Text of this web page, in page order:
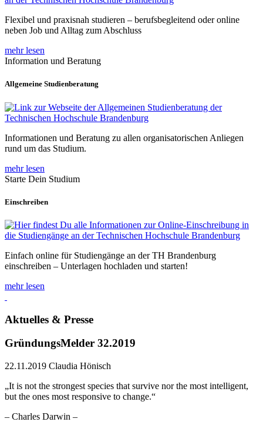
Flexibel und praxisnah studieren – berufsbegleitend oder online
neben Job und Alltag zum Abschluss
mehr lesen
Information und Beratung
Allgemeine Studienberatung
Informationen und Beratung zu allen organisatorischen Anliegen
rund um das Studium.
mehr lesen
Starte Dein Studium
Einschreiben
Einfach online für Studiengänge an der TH Brandenburg
einschreiben – Unterlagen hochladen und starten!
mehr lesen
Aktuelles & Presse
GründungsMelder 32.2019
22.11.2019 Claudia Hönisch
„It is not the strongest species that survive nor the most intelligent,
but the ones most responsive to change.“
– Charles Darwin –